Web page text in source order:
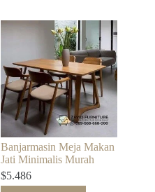
Banjarmasin Meja Makan
Jati Minimalis Murah
$5.486